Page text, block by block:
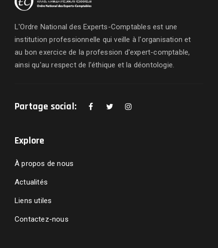
L'Ordre National des Experts-Comptables est une
institution professionnelle qui veille à l'organisation et
au bon exercice de la profession d'expert-comptable,
ainsi qu'au respect de l'éthique et la déontologie.
Partage social:
Explore
À propos de nous
Actualités
Liens utiles
Contactez-nous